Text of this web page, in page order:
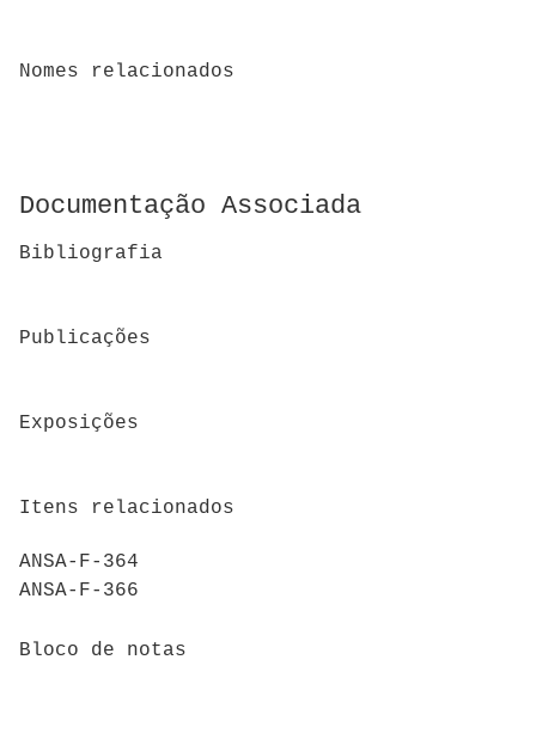
Nomes relacionados
Documentação Associada
Bibliografia
Publicações
Exposições
Itens relacionados
ANSA-F-364
ANSA-F-366
Bloco de notas